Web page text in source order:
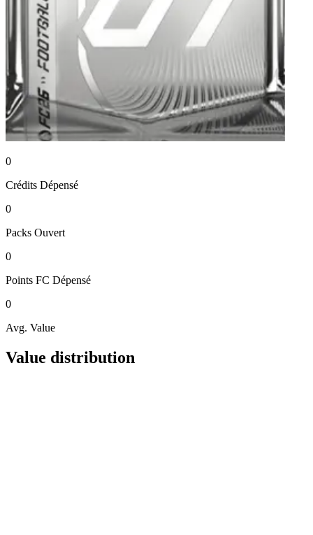
0
Crédits Dépensé
0
Packs Ouvert
0
Points FC Dépensé
0
Avg. Value
Value distribution